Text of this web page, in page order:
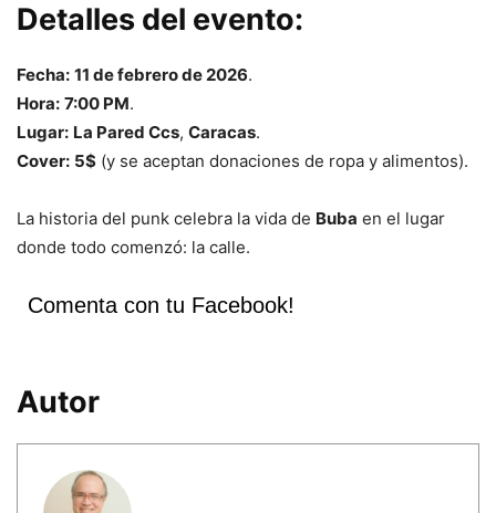
Detalles del evento:
Fecha: 11 de febrero de 2026.
Hora: 7:00 PM.
Lugar: La Pared Ccs, Caracas.
Cover: 5$ (y se aceptan donaciones de ropa y alimentos).
La historia del punk celebra la vida de Buba en el lugar
donde todo comenzó: la calle.
Comenta con tu Facebook!
Autor